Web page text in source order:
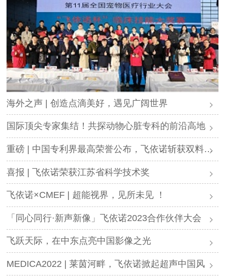
海外之声 | 创造点滴美好，遇见广阔世界
国际顶尖专家集结！共探动物心脏专科的前沿高地
重磅 | 中国专利界最高荣誉公布，飞依诺斩获双料大奖
喜报 | 飞依诺荣获江苏省科学技术奖
飞依诺×CMEF | 超能视界，见所未见 ！
「同心同行·新声新像」飞依诺2023合作伙伴大会
飞跃天际，在中东点亮中国影像之光
MEDICA2022 | 莱茵河畔，飞依诺掀起超声中国风